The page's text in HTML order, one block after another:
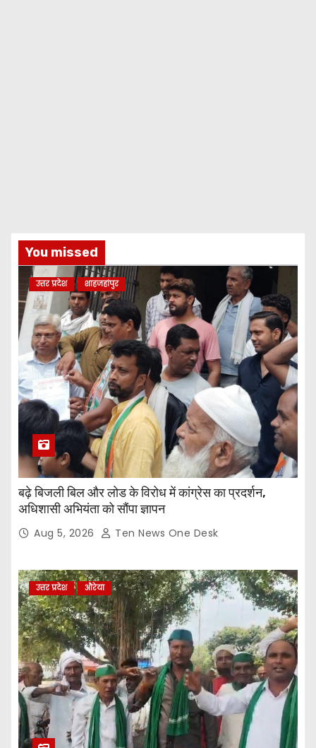
You missed
उत्तर प्रदेश शाहजहांपुर
बढ़े बिजली बिल और लोड के विरोध में कांग्रेस का प्रदर्शन,
अधिशासी अभियंता को सौंपा ज्ञापन
Aug 5, 2026 Ten News One Desk
उत्तर प्रदेश औरेया